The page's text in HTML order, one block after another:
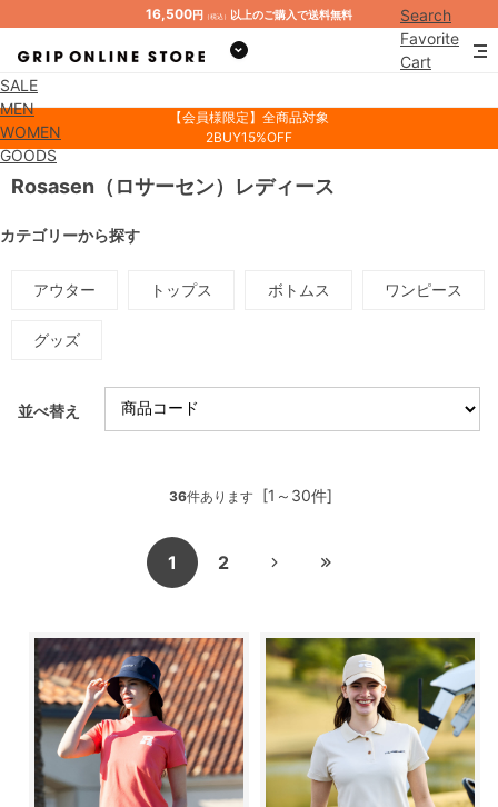
16,500円 （税込） 以上のご購入で送料無料
Search
Favorite
Cart
SALE
MEN
WOMEN
GOODS
【会員様限定】全商品対象
2BUY15%OFF
Rosasen（ロサーセン）レディース
カテゴリーから探す
アウター トップス ボトムス ワンピース
グッズ
並べ替え
[1～30件]
36件あります
1 2